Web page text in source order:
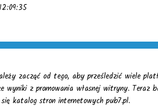
zacząć od tego, aby prześledzić wiele
wyniki z promowania własnej witryny. Teraz
katalog stron internetowych pub7.pl.